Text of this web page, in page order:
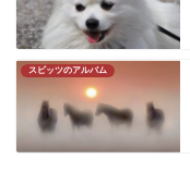
スピッツのアルバム